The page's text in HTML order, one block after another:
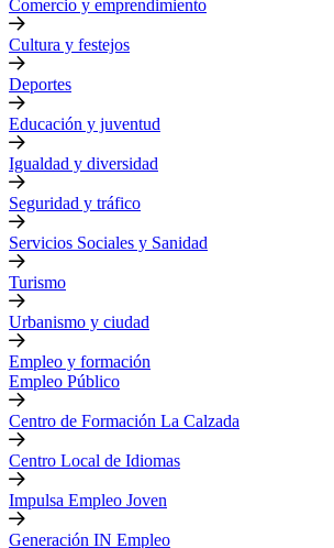
Comercio y emprendimiento
Cultura y festejos
Deportes
Educación y juventud
Igualdad y diversidad
Seguridad y tráfico
Servicios Sociales y Sanidad
Turismo
Urbanismo y ciudad
Empleo y formación
Empleo Público
Centro de Formación La Calzada
Centro Local de Idiomas
Impulsa Empleo Joven
Generación IN Empleo